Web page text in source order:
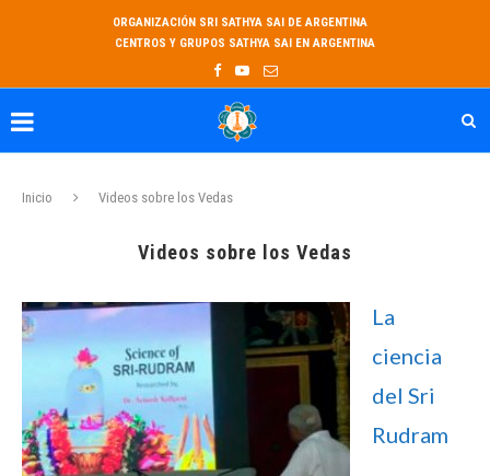
ORGANIZACIÓN SRI SATHYA SAI DE ARGENTINA
CENTROS Y GRUPOS SATHYA SAI EN ARGENTINA
Inicio Videos sobre los Vedas
Videos sobre los Vedas
La
ciencia
del Sri
Rudram